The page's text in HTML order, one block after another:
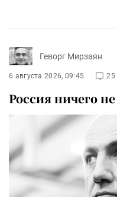
Геворг Мирзаян
6 августа 2026, 09:45 25
Россия ничего